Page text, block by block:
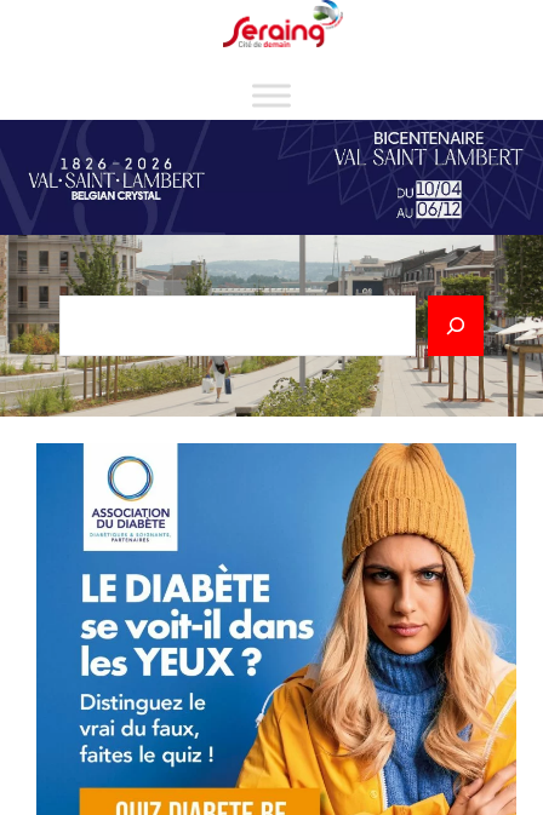
Rechercher
Cookies management panel